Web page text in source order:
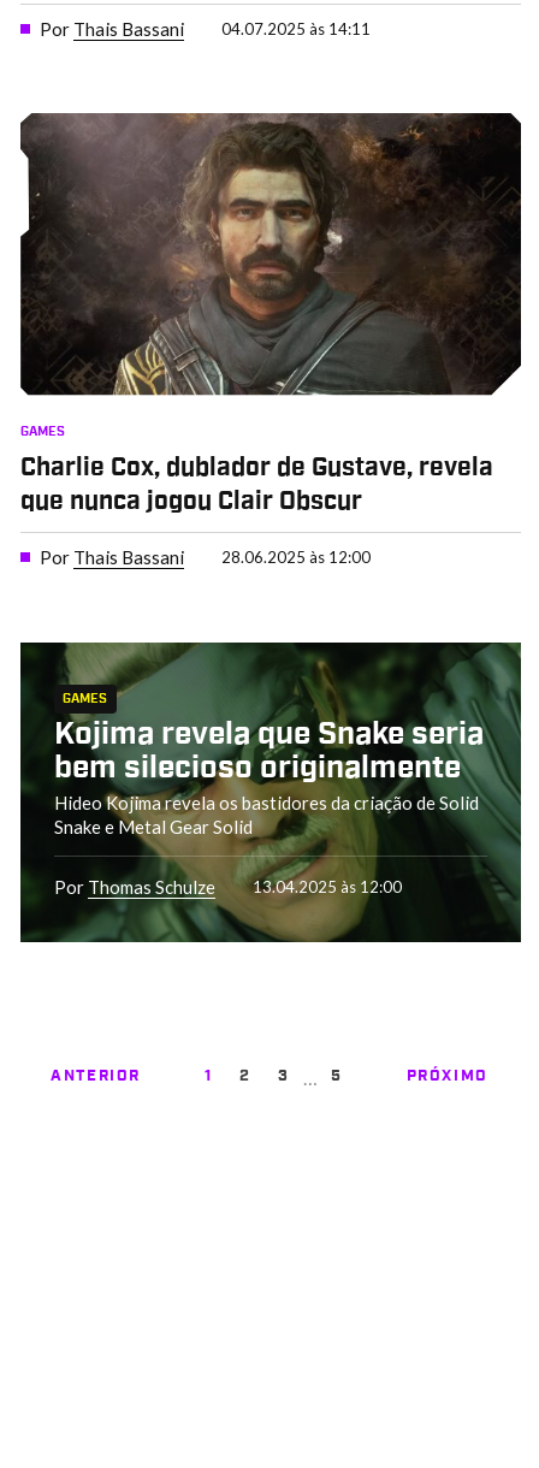
Por Thais Bassani 04.07.2025 às 14:11
GAMES
Charlie Cox, dublador de Gustave, revela
que nunca jogou Clair Obscur
Por Thais Bassani 28.06.2025 às 12:00
GAMES
Kojima revela que Snake seria
bem silecioso originalmente
Hideo Kojima revela os bastidores da criação de Solid
Snake e Metal Gear Solid
Por Thomas Schulze 13.04.2025 às 12:00
ANTERIOR 1 2 3 … 5 PRÓXIMO